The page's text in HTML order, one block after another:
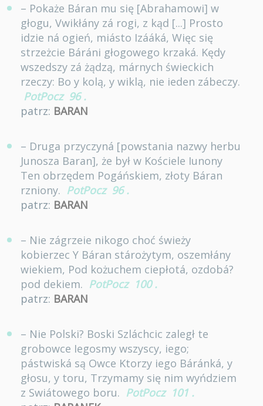
– Pokaże Báran mu się [Abrahamowi] w
głogu, Vwikłány zá rogi, z kąd [...] Prosto
idzie ná ogień, miásto Izááká, Więc się
strzeżcie Báráni głogowego krzaká. Kędy
wszedszy zá żądzą, márnych świeckich
rzeczy: Bo y kolą, y wiklą, nie ieden zábeczy.
PotPocz 96 .
patrz: BARAN
– Druga przyczyná [powstania nazwy herbu
Junosza Baran], że był w Kościele Iunony
Ten obrzędem Pogáńskiem, złoty Báran
rzniony. PotPocz 96 .
patrz: BARAN
– Nie zágrzeie nikogo choć świeży
kobierzec Y Báran stárożytym, oszemłány
wiekiem, Pod kożuchem ciepłotá, ozdobá?
pod dekiem. PotPocz 100 .
patrz: BARAN
– Nie Polski? Boski Szláchcic zaległ te
grobowce Iegosmy wszyscy, iego;
pástwiská są Owce Ktorzy iego Báránká, y
głosu, y toru, Trzymamy się nim wyńdziem
z Swiátowego boru. PotPocz 101 .